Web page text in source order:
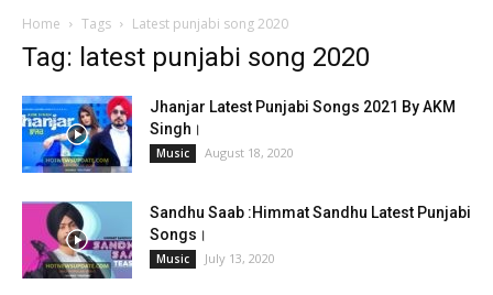
Home Tags Latest punjabi song 2020
Tag: latest punjabi song 2020
Jhanjar Latest Punjabi Songs 2021 By AKM
Singh।
Music August 18, 2020
Sandhu Saab :Himmat Sandhu Latest Punjabi
Songs।
Music July 13, 2020